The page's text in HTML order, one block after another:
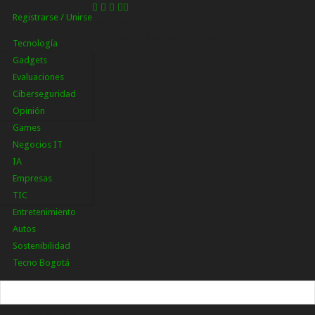
Registrarse / Unirse
Tecnología
Gadgets
Evaluaciones
Ciberseguridad
Opinión
Games
Negocios IT
IA
Empresas
TIC
Entretenimiento
Autos
Sostenibilidad
Tecno Bogotá